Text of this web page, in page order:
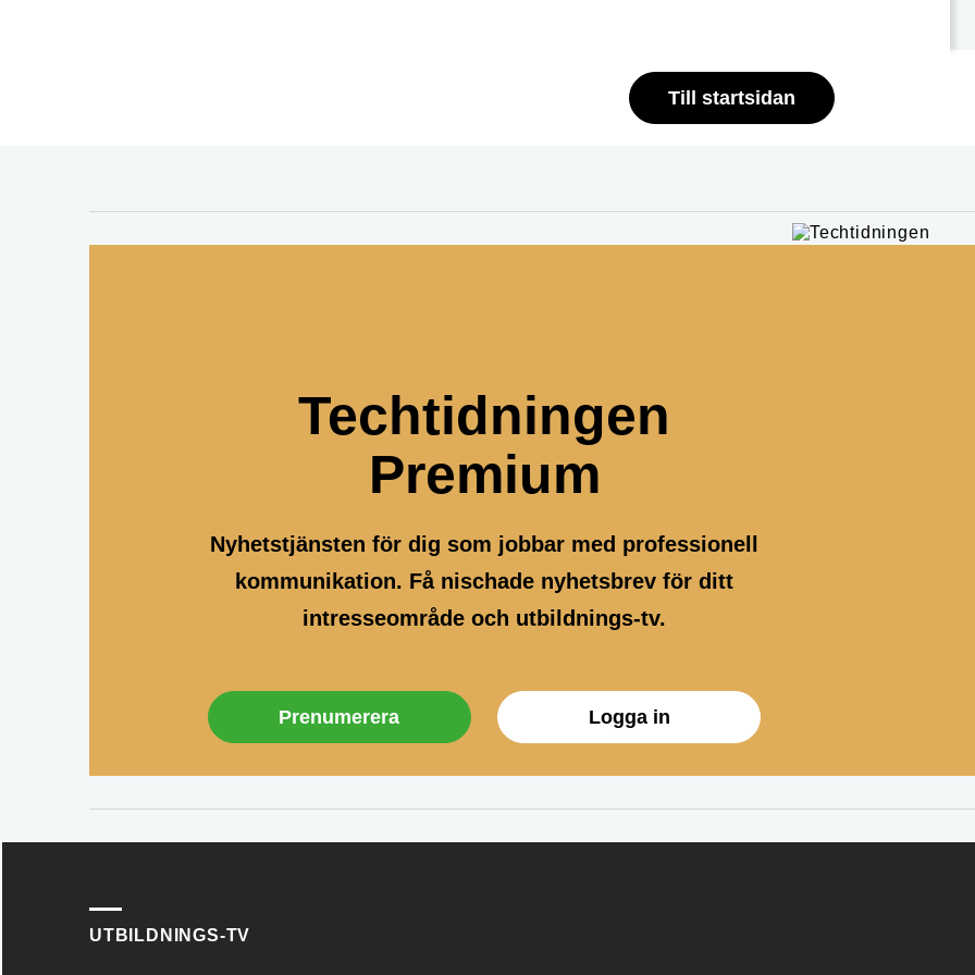
Till startsidan
Techtidningen
Premium
Nyhetstjänsten för dig som jobbar med professionell
kommunikation. Få nischade nyhetsbrev för ditt
intresseområde och utbildnings-tv.
Prenumerera Logga in
UTBILDNINGS-TV